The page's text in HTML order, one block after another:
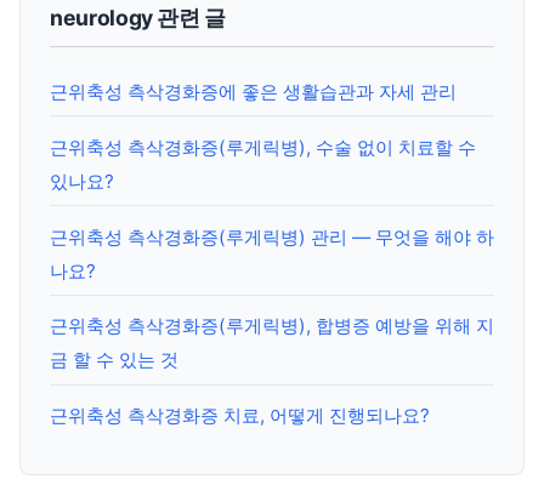
neurology 관련 글
근위축성 측삭경화증에 좋은 생활습관과 자세 관리
근위축성 측삭경화증(루게릭병), 수술 없이 치료할 수
있나요?
근위축성 측삭경화증(루게릭병) 관리 — 무엇을 해야 하
나요?
근위축성 측삭경화증(루게릭병), 합병증 예방을 위해 지
금 할 수 있는 것
근위축성 측삭경화증 치료, 어떻게 진행되나요?